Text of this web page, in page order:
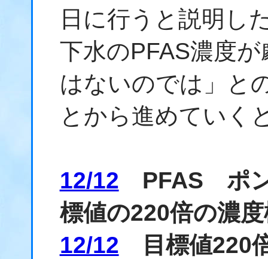
日に行うと説明し
下水のPFAS濃度
はないのでは」と
とから進めていく
12/12 PFAS ポン
標値の220倍の濃
12/12 目標値220